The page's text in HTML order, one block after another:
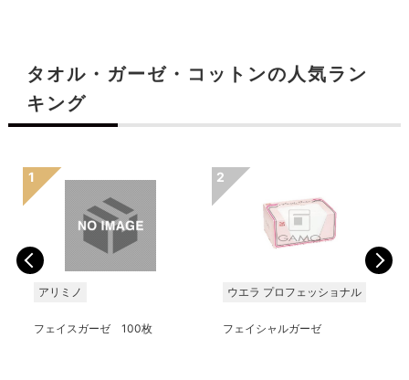
タオル・ガーゼ・コットンの人気ラン
キング
アリミノ
フェイスガーゼ 100枚
ウエラ プロフェッショナル
フェイシャルガーゼ